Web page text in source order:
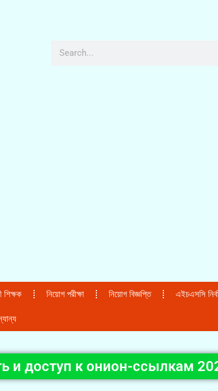
শিক্ষক নিয়োগ পরীক্ষা নিয়োগ বিজ্ঞপ্তি এইচএসসি
и доступ к онион-ссылкам